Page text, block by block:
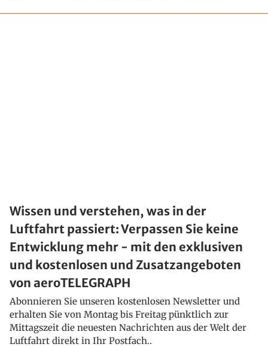
Wissen und verstehen, was in der
Luftfahrt passiert: Verpassen Sie keine
Entwicklung mehr - mit den exklusiven
und kostenlosen und Zusatzangeboten
von aeroTELEGRAPH
Abonnieren Sie unseren kostenlosen Newsletter und
erhalten Sie von Montag bis Freitag pünktlich zur
Mittagszeit die neuesten Nachrichten aus der Welt der
Luftfahrt direkt in Ihr Postfach..